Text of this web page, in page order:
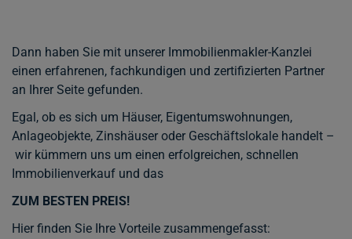
Dann haben Sie mit unserer Immobilienmakler-Kanzlei
einen erfahrenen, fachkundigen und zertifizierten Partner
an Ihrer Seite gefunden.
Egal, ob es sich um Häuser, Eigentumswohnungen,
Anlageobjekte, Zinshäuser oder Geschäftslokale handelt –
wir kümmern uns um einen erfolgreichen, schnellen
Immobilienverkauf und das
ZUM BESTEN PREIS!
Hier finden Sie Ihre Vorteile zusammengefasst: